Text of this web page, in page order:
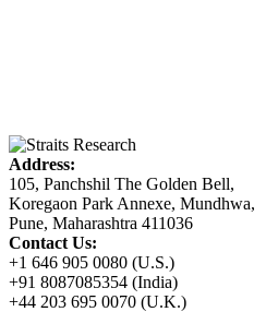
Address:
105, Panchshil The Golden Bell,
Koregaon Park Annexe, Mundhwa,
Pune, Maharashtra 411036
Contact Us:
+1 646 905 0080 (U.S.)
+91 8087085354 (India)
+44 203 695 0070 (U.K.)